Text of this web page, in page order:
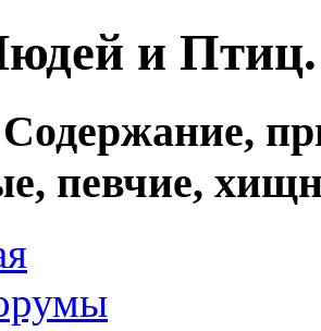
и
певчие,